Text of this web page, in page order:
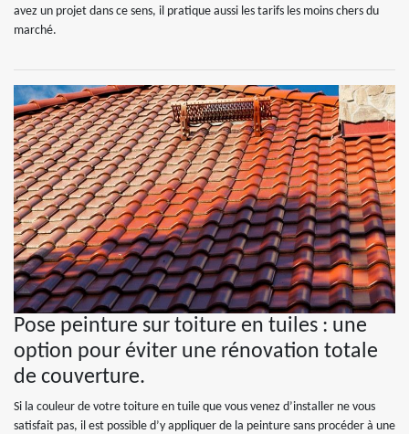
avez un projet dans ce sens, il pratique aussi les tarifs les moins chers du
marché.
Pose peinture sur toiture en tuiles : une
option pour éviter une rénovation totale
de couverture.
Si la couleur de votre toiture en tuile que vous venez d’installer ne vous
satisfait pas, il est possible d’y appliquer de la peinture sans procéder à une